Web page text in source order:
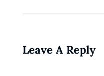
Leave A Reply